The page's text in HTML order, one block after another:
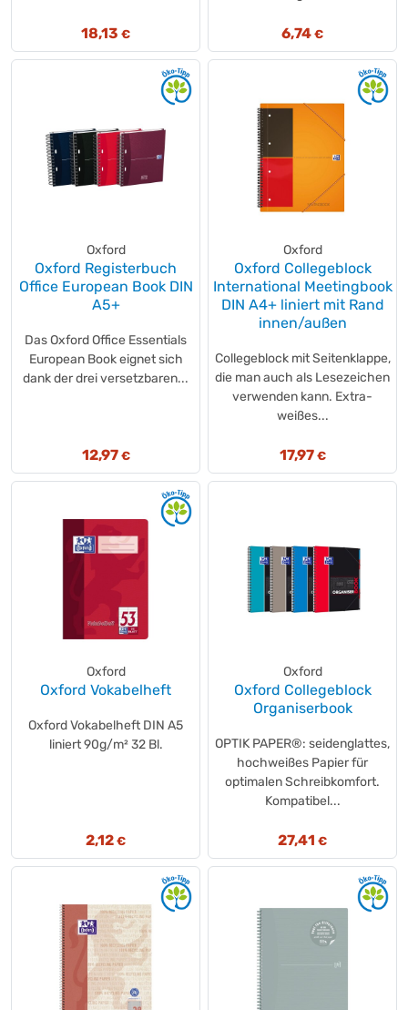
18,13 € 6,74 €
Oxford
Oxford Registerbuch
Office European Book DIN
A5+
Das Oxford Office Essentials
European Book eignet sich
dank der drei versetzbaren...
12,97€
Oxford
Oxford Collegeblock
International Meetingbook
DIN A4+ liniert mit Rand
innen/außen
Collegeblock mit Seitenklappe,
die man auch als Lesezeichen
verwenden kann. Extra-
weißes...
17,97€
Oxford
Oxford Vokabelheft
Oxford Vokabelheft DIN A5
liniert 90g/m² 32 Bl.
2,12 €
Oxford
Oxford Collegeblock
Organiserbook
OPTIK PAPER®: seidenglattes,
hochweißes Papier für
optimalen Schreibkomfort.
Kompatibel...
27,41 €